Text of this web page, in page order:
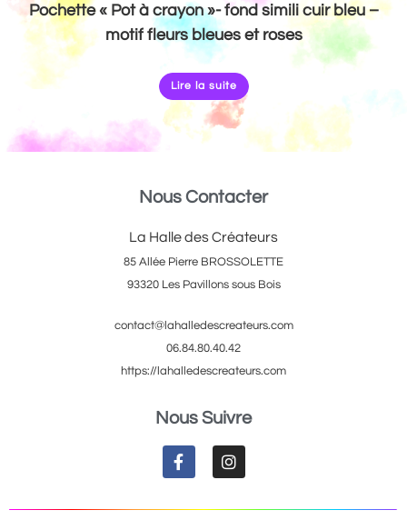
Pochette « Pot à crayon »- fond simili cuir bleu –
motif fleurs bleues et roses
Lire la suite
Nous Contacter
La Halle des Créateurs
85 Allée Pierre BROSSOLETTE
93320 Les Pavillons sous Bois
contact@lahalledescreateurs.com
06.84.80.40.42
https://lahalledescreateurs.com
Nous Suivre